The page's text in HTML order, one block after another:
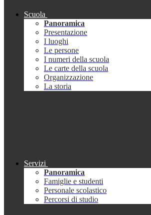
Scuola
Panoramica
Presentazione
I luoghi
Le persone
I numeri della scuola
Le carte della scuola
Organizzazione
La storia
Servizi
Panoramica
Famiglie e studenti
Personale scolastico
Percorsi di studio